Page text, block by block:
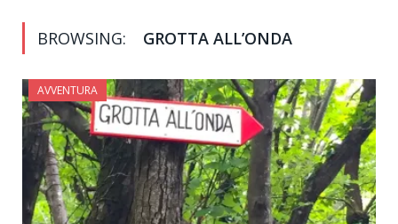
BROWSING: GROTTA ALL’ONDA
AVVENTURA